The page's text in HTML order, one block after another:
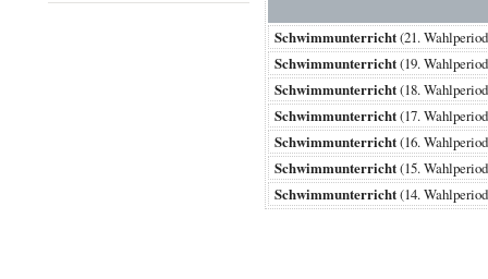
Schwimmunterricht(21.
Schwimmunterricht(19.
Schwimmunterricht(18.
Schwimmunterricht(17.
Schwimmunterricht(16.
Schwimmunterricht(15.
Schwimmunterricht(14.